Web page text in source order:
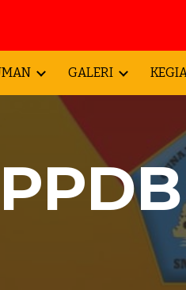
GALERI